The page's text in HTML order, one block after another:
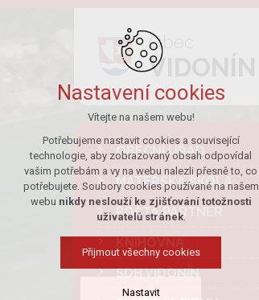
Obec
VIDONÍN
OBECNÍ ÚŘAD
MATEŘSKÁ ŠKOLA
POŠTA PARTNER
SDH VIDONÍN
Nastavení cookies
Vítejte na našem webu!
Potřebujeme nastavit cookies a související
technologie, aby zobrazovaný obsah odpovídal
vašim potřebám a vy na webu nalezli přesně to, co
potřebujete. Soubory cookies používané na našem
webu nikdy neslouží ke zjišťování totožnosti
uživatelů stránek.
Přijmout všechny cookies
Nastavit